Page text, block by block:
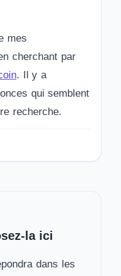
mes
cherchant par
. Il y a
qui semblent
recherche.
la ici
dans les